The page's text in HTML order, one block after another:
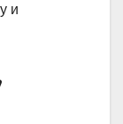
и